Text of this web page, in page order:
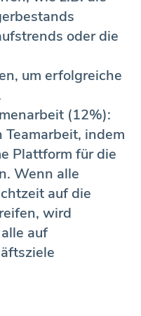
oder die
um erfolgreiche
(12%):
indem
Plattform für die
Wenn alle
auf die
wird
auf